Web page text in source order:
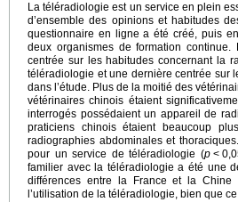
La téléradiologie est un service en plein
d’ensemble des opinions et habitudes
questionnaire en ligne a été créé, puis
deux organismes de formation
centrée sur les habitudes concernant la
téléradiologie et une dernière centrée sur
dans l’étude. Plus de la moitié des
vétérinaires chinois étaient
interrogés possédaient un appareil de
praticiens chinois étaient beaucoup
radiographies abdominales et
pour un service de téléradiologie (p <
familier avec la téléradiologie a été une
différences entre la France et la Chine
l’utilisation de la téléradiologie, bien que